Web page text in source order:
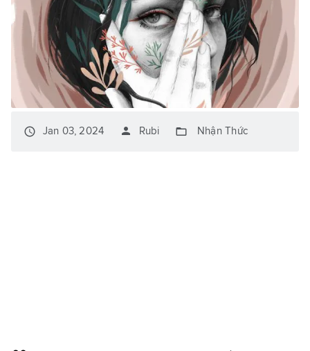
access_time Jan 03, 2024 person Rubi folder_open Nhận Thức